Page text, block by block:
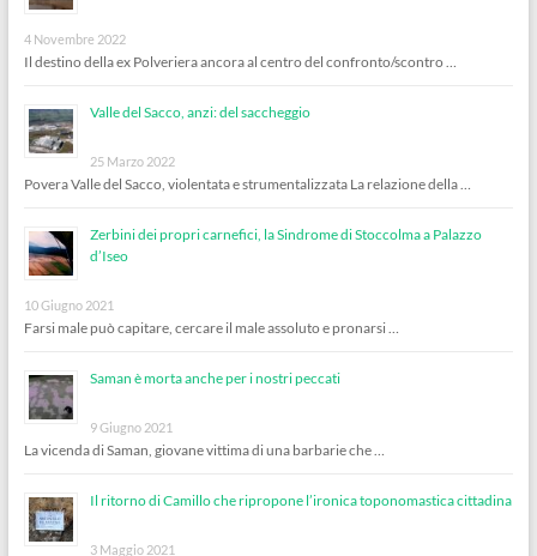
4 Novembre 2022
Il destino della ex Polveriera ancora al centro del confronto/scontro …
Valle del Sacco, anzi: del saccheggio
25 Marzo 2022
Povera Valle del Sacco, violentata e strumentalizzata La relazione della …
Zerbini dei propri carnefici, la Sindrome di Stoccolma a Palazzo
d’Iseo
10 Giugno 2021
Farsi male può capitare, cercare il male assoluto e pronarsi …
Saman è morta anche per i nostri peccati
9 Giugno 2021
La vicenda di Saman, giovane vittima di una barbarie che …
Il ritorno di Camillo che ripropone l’ironica toponomastica cittadina
3 Maggio 2021